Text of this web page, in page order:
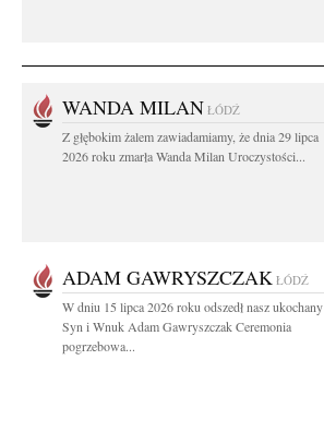
WANDA MILAN ŁÓDŹ
Z głębokim żalem zawiadamiamy, że dnia 29 lipca
2026 roku zmarła Wanda Milan Uroczystości...
ADAM GAWRYSZCZAK ŁÓDŹ
W dniu 15 lipca 2026 roku odszedł nasz ukochany
Syn i Wnuk Adam Gawryszczak Ceremonia
pogrzebowa...